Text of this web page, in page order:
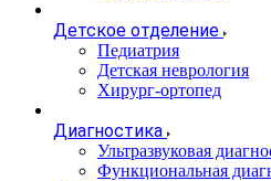
Детское отделение
Педиатрия
Детская неврология
Хирург-ортопед
Диагностика
Ультразвуковая
Функциональная